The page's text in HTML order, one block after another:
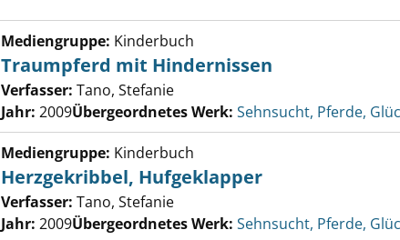
Mediengruppe: Kinderbuch
Traumpferd mit Hindernissen
Verfasser: Tano, Stefanie
Jahr: 2009Übergeordnetes Werk: Sehnsucht, Pferde,
Mediengruppe: Kinderbuch
Herzgekribbel, Hufgeklapper
Verfasser: Tano, Stefanie
Jahr: 2009Übergeordnetes Werk: Sehnsucht, Pferde,